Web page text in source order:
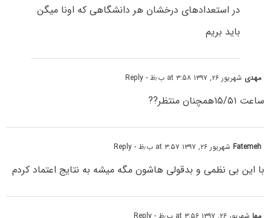
در استعدادهای درخشان هر دانشگاهی که اونا میگن
باید بریم
مهدی شهریور ۲۶, ۱۳۹۷ at ۳:۵۸ ب٫ظ - Reply
ساعت ۱۵/۵۱همچنان منتظر??
Fatemehشهریور ۲۶, ۱۳۹۷ at ۳:۵۷ ب٫ظ - Reply
با این بی نظمی و بدقولی هاشون مگه میشه به نتایج اعتماد کردم